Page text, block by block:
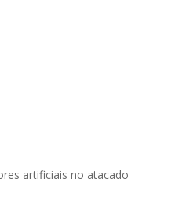
artificiais no atacado